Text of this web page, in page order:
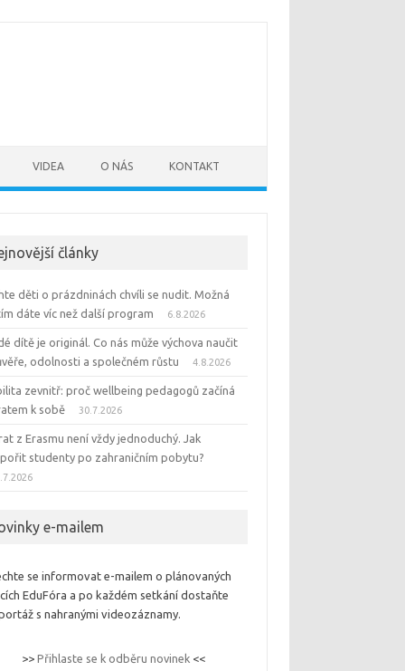
VIDEA O NÁS KONTAKT
články
děti o prázdninách chvíli se nudit. Možná
dáte víc než další program
6.8.2026
dítě je originál. Co nás může výchova naučit
odolnosti a společném růstu
4.8.2026
zevnitř: proč wellbeing pedagogů začíná
k sobě
30.7.2026
z Erasmu není vždy jednoduchý. Jak
studenty po zahraničním pobytu?
e-mailem
se informovat e-mailem o plánovaných
EduFóra a po každém setkání dostaňte
s nahranými videozáznamy.
>> Přihlaste se k odběru novinek<<